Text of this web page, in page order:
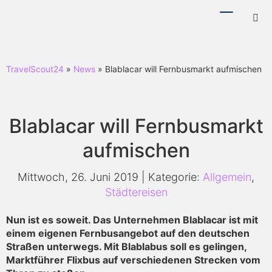
TravelScout24 » News » Blablacar will Fernbusmarkt aufmischen
Blablacar will Fernbusmarkt
aufmischen
Mittwoch, 26. Juni 2019 | Kategorie: Allgemein,
Städtereisen
Nun ist es soweit. Das Unternehmen Blablacar ist mit
einem eigenen Fernbusangebot auf den deutschen
Straßen unterwegs. Mit Blablabus soll es gelingen,
Marktführer Flixbus auf verschiedenen Strecken vom